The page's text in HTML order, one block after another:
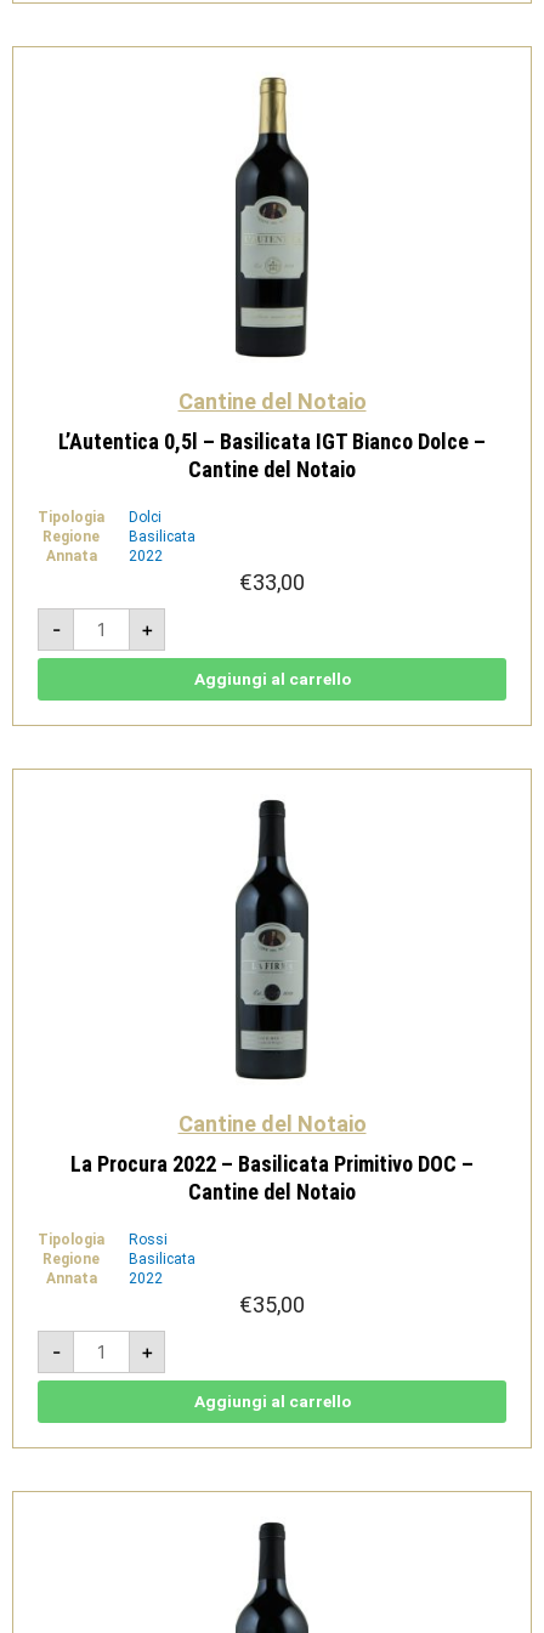
Notaio
Cantine del Notaio
L’Autentica 0,5l – Basilicata IGT Bianco Dolce –
Cantine del Notaio
Tipologia
Dolci
Regione
Basilicata
Annata
2022
€33,00
-
L'Autentica
0,5l
-
Basilicata
-
Notaio
+
Aggiungi al carrello
Cantine del Notaio
La Procura 2022 – Basilicata Primitivo DOC –
Cantine del Notaio
Tipologia
Rossi
Regione
Basilicata
Annata
2022
€35,00
-
La
Procura
2022
-
-
Notaio
+
Aggiungi al carrello